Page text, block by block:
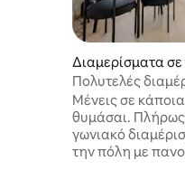
Διαμερίσματα
ικία στην πόλη
α
Πολυτελές
με θέα στον
Μένεις σε
θυμάσαι.
γωνιακό
την πόλη με